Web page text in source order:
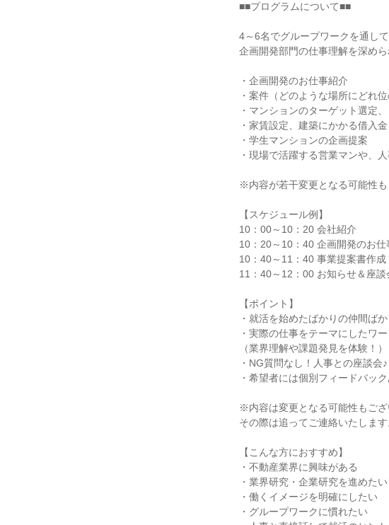
■■プログラムについて■■
4～6名でグループワークを通し
企画開発部門の仕事理解を深めら
・企画開発のお仕事紹介
・案件（どのような場所にどれ
・マンションのターゲット選定
・家賃設定、建築にかかる借入
・学生マンションの企画提案
・現場で活躍する営業マンや、
※内容が若干変更となる可能性も
【スケジュール例】
10：00～10：20 会社紹介
10：20～10：40 企画開発のお仕
10：40～11：40 事業提案書作成
11：40～12：00 お知らせ＆座談
【ポイント】
・就活を始めたばかりの仲間ば
・実際の仕事をテーマにしたワ
（業界理解や課題発見を体験！）
・NG質問なし！人事との座談会♪
・希望者には個別フィードバック
※内容は変更となる可能性もござ
その際は追ってご連絡いたします
【こんな方におすすめ】
・不動産業界に興味がある
・業界研究・企業研究を進めたい
・働くイメージを明確にしたい
・グループワークに慣れたい